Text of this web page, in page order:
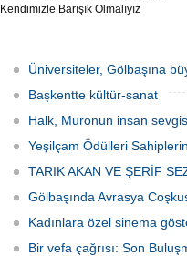
Kendimizle Barışık Olmalıyız
Üniversiteler, Gölbaşına
Başkentte kültür-sanat
Halk, Muronun insan
Yeşilçam Ödülleri
TARIK AKAN VE ŞERİF
Gölbaşında Avrasya
Kadınlara özel sinema
Bir vefa çağrısı: Son